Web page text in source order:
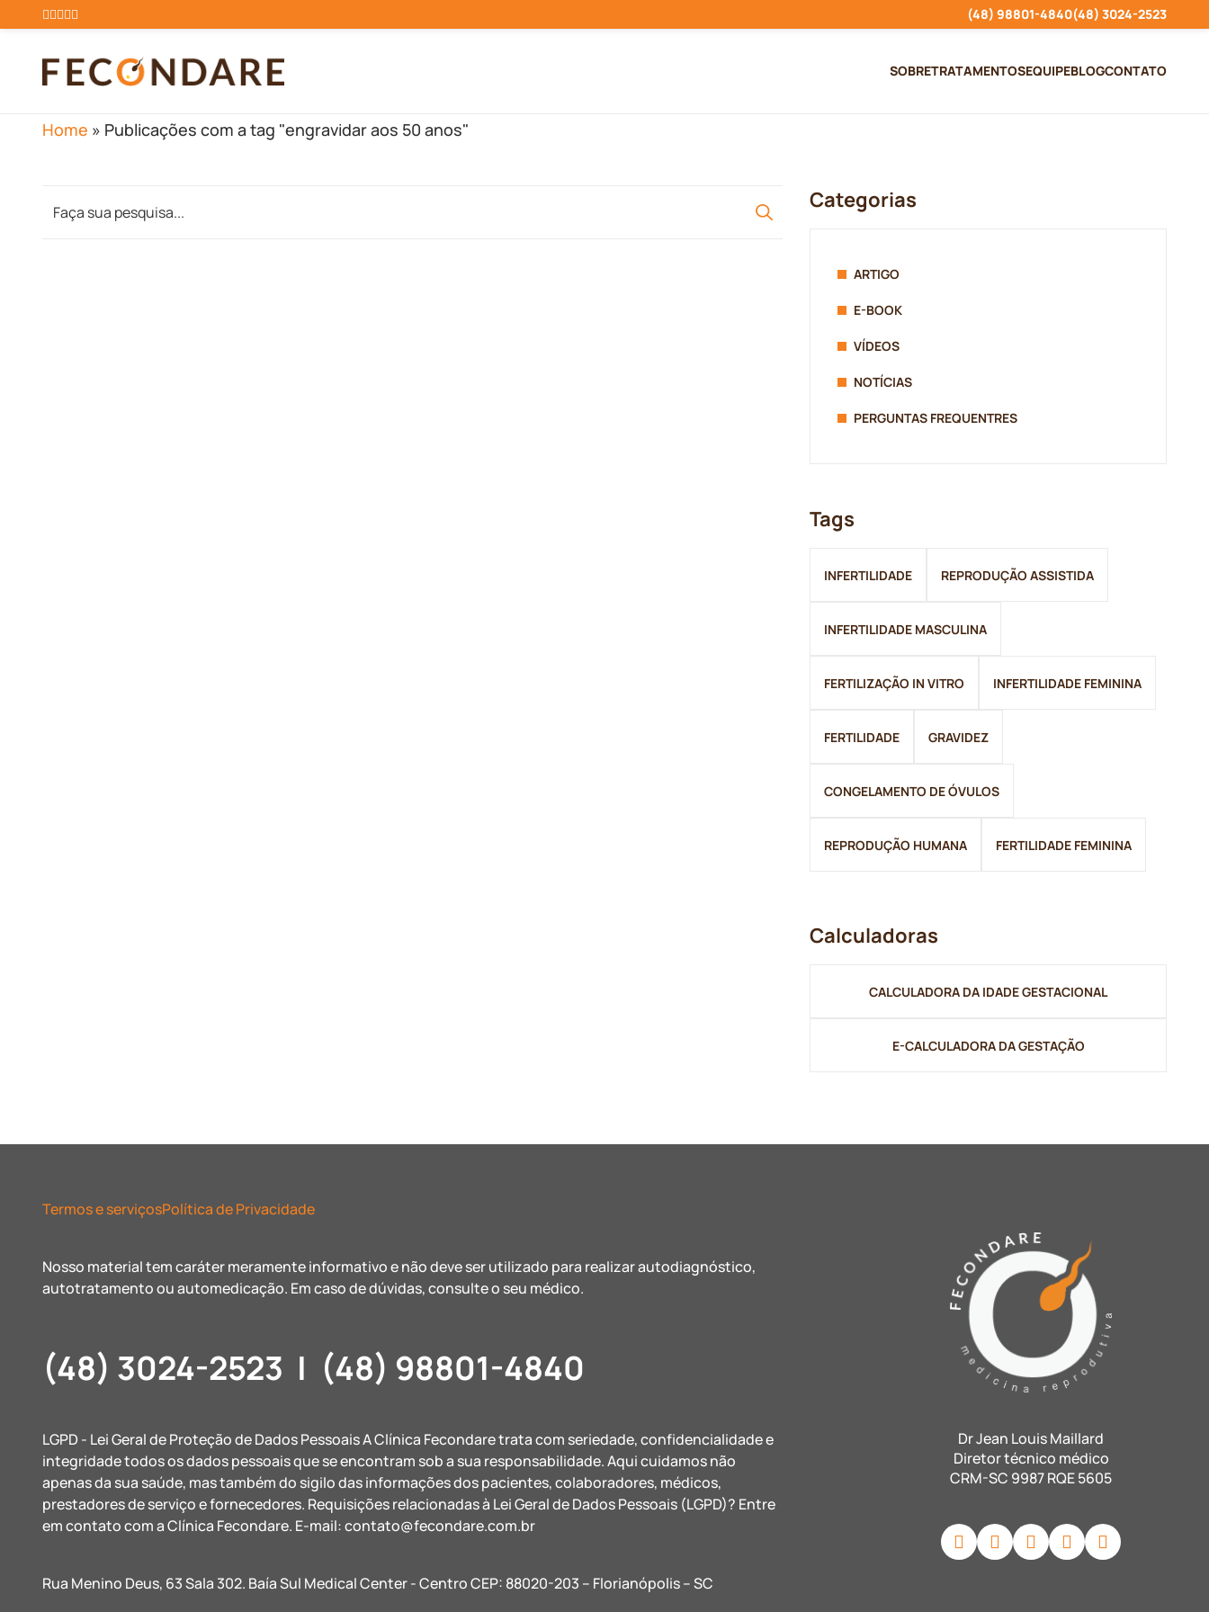
(48) 98801-4840(48) 3024-2523
SOBRETRATAMENTOSEQUIPEBLOGCONTATO
Home » Publicações com a tag "engravidar aos 50 anos"
Categorias
ARTIGO
E-BOOK
VÍDEOS
NOTÍCIAS
PERGUNTAS FREQUENTRES
Tags
INFERTILIDADE REPRODUÇÃO ASSISTIDA
INFERTILIDADE MASCULINA
FERTILIZAÇÃO IN VITRO INFERTILIDADE FEMININA
FERTILIDADE GRAVIDEZ
CONGELAMENTO DE ÓVULOS
REPRODUÇÃO HUMANA FERTILIDADE FEMININA
Calculadoras
CALCULADORA DA IDADE GESTACIONAL
E-CALCULADORA DA GESTAÇÃO
Termos e serviçosPolítica de Privacidade
Nosso material tem caráter meramente informativo e não deve ser utilizado para realizar autodiagnóstico,
autotratamento ou automedicação. Em caso de dúvidas, consulte o seu médico.
(48) 3024-2523 | (48) 98801-4840
LGPD - Lei Geral de Proteção de Dados Pessoais A Clínica Fecondare trata com seriedade, confidencialidade e
integridade todos os dados pessoais que se encontram sob a sua responsabilidade. Aqui cuidamos não
apenas da sua saúde, mas também do sigilo das informações dos pacientes, colaboradores, médicos,
prestadores de serviço e fornecedores. Requisições relacionadas à Lei Geral de Dados Pessoais (LGPD)? Entre
em contato com a Clínica Fecondare. E-mail:contato@fecondare.com.br
Rua Menino Deus, 63 Sala 302. Baía Sul Medical Center - Centro CEP: 88020-203 – Florianópolis – SC
Dr Jean Louis Maillard
Diretor técnico médico
CRM-SC 9987 RQE 5605